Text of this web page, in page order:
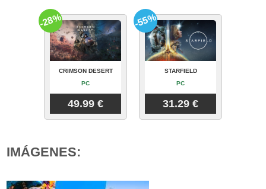
CRIMSON DESERT
PC
49.99 €
-28%
STARFIELD
PC
31.29 €
-55%
IMÁGENES: